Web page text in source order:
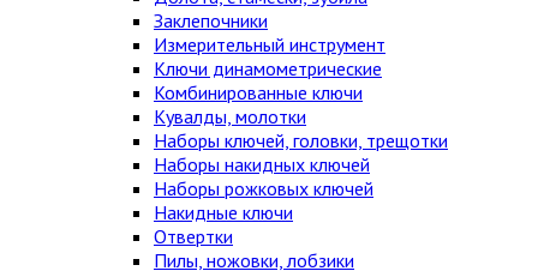
Заклепочники
Измерительный инструмент
Ключи динамометрические
Комбинированные ключи
Кувалды, молотки
Наборы ключей, головки, трещотки
Наборы накидных ключей
Наборы рожковых ключей
Накидные ключи
Отвертки
Пилы, ножовки, лобзики